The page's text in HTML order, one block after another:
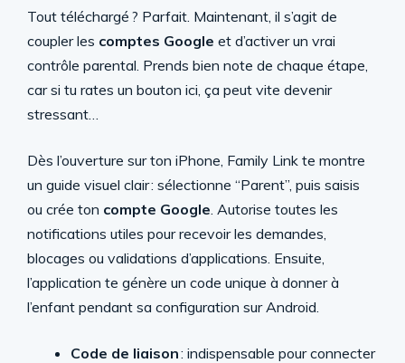
Tout téléchargé ? Parfait. Maintenant, il s’agit de
coupler les comptes Google et d’activer un vrai
contrôle parental. Prends bien note de chaque étape,
car si tu rates un bouton ici, ça peut vite devenir
stressant…
Dès l’ouverture sur ton iPhone, Family Link te montre
un guide visuel clair : sélectionne “Parent”, puis saisis
ou crée ton compte Google. Autorise toutes les
notifications utiles pour recevoir les demandes,
blocages ou validations d’applications. Ensuite,
l’application te génère un code unique à donner à
l’enfant pendant sa configuration sur Android.
Code de liaison: indispensable pour connecter